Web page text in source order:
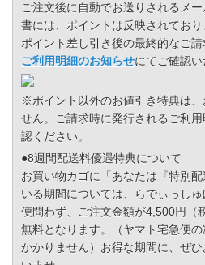
ご注文後に自動でお送りされるメ
書には、ポイントは反映されており
ポイント差し引き後の最終的なご
ご利用明細のお知らせにてご確認い
※ポイント以外のお値引き特典は、
せん。ご請求時に発行されるご利
認ください。
●8週間配送料優遇特典について
お買い物カゴに「あなたは『特別
いる期間については、らでぃっし
便問わず、ご注文金額が4,500円（
無料となります。（ヤマト宅急便
かかりません）お得な期間に、ぜ